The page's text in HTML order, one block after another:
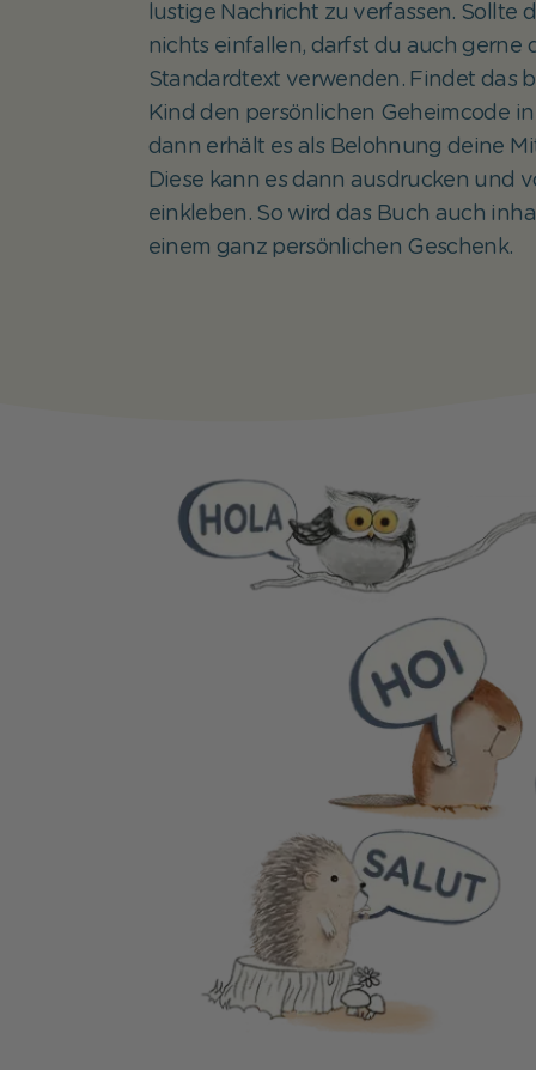
lustige Nachricht zu verfassen. Sollte
nichts einfallen, darfst du auch gerne
Standardtext verwenden. Findet das
Kind den persönlichen Geheimcode
dann erhält es als Belohnung deine
Diese kann es dann ausdrucken und
einkleben. So wird das Buch auch
einem ganz persönlichen Geschenk.